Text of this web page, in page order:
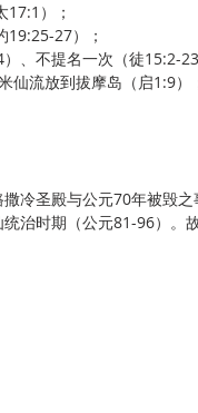
）；
27）；
、不提名一次（徒15:2-23
仙流放到拔摩岛（启1:9）
冷圣殿与公元70年被毁
治时期（公元81-96）。